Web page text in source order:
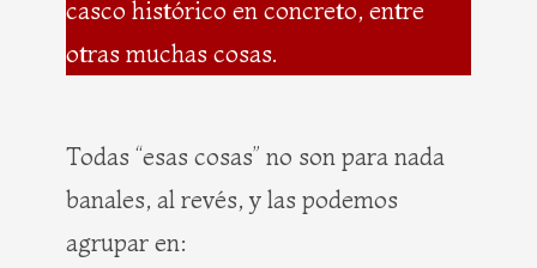
casco histórico en concreto, entre
otras muchas cosas.
Todas “esas cosas” no son para nada
banales, al revés, y las podemos
agrupar en: